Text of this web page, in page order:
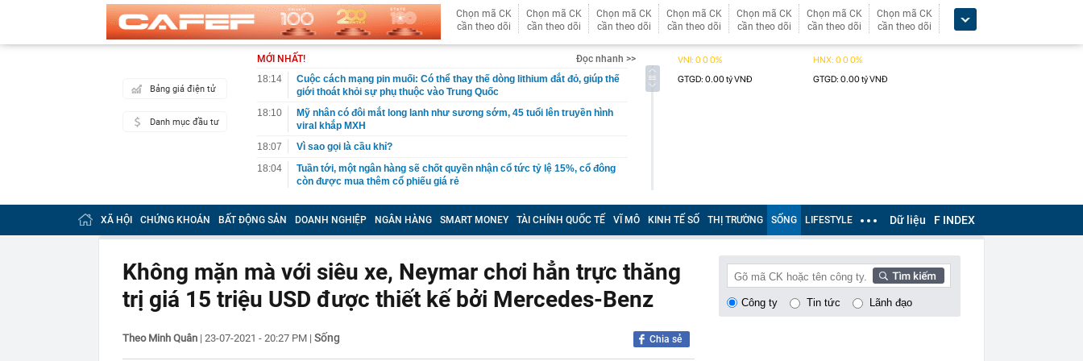
Chọn mã CK
cần theo dõi
Chọn mã CK
cần theo dõi
Chọn mã CK
cần theo dõi
Chọn mã CK
cần theo dõi
Chọn mã CK
cần theo dõi
Chọn mã CK
cần theo dõi
Chọn mã CK
cần theo dõi
Bảng giá điện tử
Danh mục đầu tư
MỚI NHẤT!
Đọc nhanh >>
18:14
Cuộc cách mạng pin muối: Có thể thay thế dòng lithium đắt đỏ, giúp thế
giới thoát khỏi sự phụ thuộc vào Trung Quốc
18:10
Mỹ nhân có đôi mắt long lanh như sương sớm, 45 tuổi lên truyền hình
viral khắp MXH
18:07
Vì sao gọi là cầu khỉ?
18:04
Tuần tới, một ngân hàng sẽ chốt quyền nhận cổ tức tỷ lệ 15%, cổ đông
còn được mua thêm cổ phiếu giá rẻ
17:59
XSMN 8/8 - Kết quả xổ số miền Nam hôm nay thứ Bảy ngày 8/8/2026
17:57
Vì sao lãi suất cuối năm dự báo khó giảm?
17:50
Người có kinh nghiệm trồng cây lâu năm khuyên chôn trứng cạnh gốc:
Đây là lý do
Mỹ nhân Vbiz đầu tiên được làm phim tài liệu phát sóng trên đài truyền
Kiểm tra tủ đựng bát, đĩa trong nhà, công an bắt Sùng Thị Dụ 47 tuổi
XÃ HỘI CHỨNG KHOÁN BẤT ĐỘNG SẢN DOANH NGHIỆP NGÂN HÀNG SMART MONEY TÀI CHÍNH QUỐC TẾ VĨ MÔ KINH TẾ SỐ THỊ TRƯỜNG SỐNG LIFESTYLE Dữ liệu F INDEX
Không mặn mà với siêu xe, Neymar chơi hẳn trực thăng
trị giá 15 triệu USD được thiết kế bởi Mercedes-Benz
Theo Minh Quân | 23-07-2021 - 20:27 PM | Sống Chia sẻ
Công ty Tin tức Lãnh đạo